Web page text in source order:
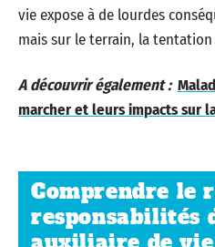
vie expose à de lourdes
mais sur le terrain, la tentation
A découvrir également :
marcher et leurs impacts sur
Comprendre le
responsabilités